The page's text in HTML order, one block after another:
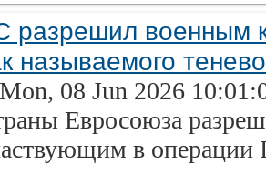
разрешил военным
называемого
08 Jun 2026
Евросоюза
в